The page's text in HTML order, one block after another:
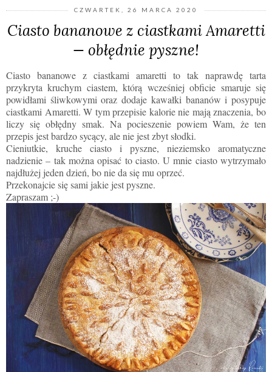
CZWARTEK, 26 MARCA 2020
Ciasto bananowe z ciastkami Amaretti
— obłędnie pyszne!
Ciasto bananowe z ciastkami amaretti to tak naprawdę tarta
przykryta kruchym ciastem, którą wcześniej obficie smaruje się
powidłami śliwkowymi oraz dodaje kawałki bananów i posypuje
ciastkami Amaretti. W tym przepisie kalorie nie mają znaczenia, bo
liczy się obłędny smak. Na pocieszenie powiem Wam, że ten
przepis jest bardzo sycący, ale nie jest zbyt słodki.
Cieniutkie, kruche ciasto i pyszne, nieziemsko aromatyczne
nadzienie – tak można opisać to ciasto. U mnie ciasto wytrzymało
najdłużej jeden dzień, bo nie da się mu oprzeć.
Przekonajcie się sami jakie jest pyszne.
Zapraszam ;-)